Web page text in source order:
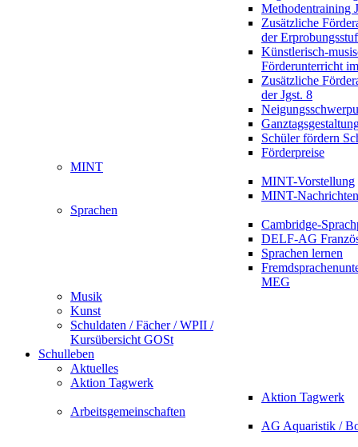
Methodentraining
Zusätzliche
der
Künstlerisch-
Förderunterricht
Zusätzliche
der Jgst. 8
Schüler fördern
Förderpreise
MINT
MINT-Vorstellung
MINT-Nachrichten
Sprachen
Cambridge-
DELF-AG
Sprachen lernen
MEG
Musik
Kunst
Schuldaten / Fächer / WPII /
Kursübersicht GOSt
Schulleben
Aktuelles
Aktion Tagwerk
Aktion Tagwerk
Arbeitsgemeinschaften
AG Aquaristik /